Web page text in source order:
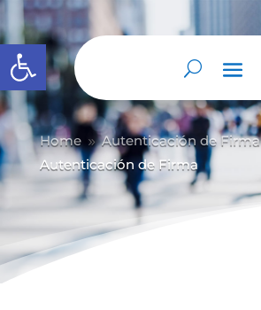
Abrir barra de herramientas
Home 9 Autenticación de Firma
Autenticación de Firma